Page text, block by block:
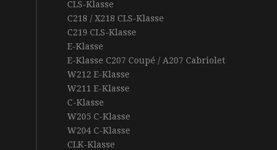
CLS-Klasse
C218 / X218 CLS-Klasse
C219 CLS-Klasse
E-Klasse
E-Klasse C207 Coupé / A207 Cabriolet
W212 E-Klasse
W211 E-Klasse
C-Klasse
W205 C-Klasse
W204 C-Klasse
CLK-Klasse